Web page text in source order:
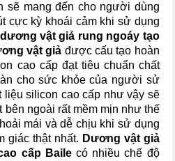
sẽ mang đến cho người dùng
cực kỳ khoái cảm khi sử dụng
dương vật giả rung ngoáy tạo
vật giả được cấu tạo hoàn
cao cấp đạt tiêu chuẩn chất
cho sức khỏe của người sử
liệu silicon cao cấp như vậy sẽ
bên ngoài rất mềm mịn như thế
mái và dễ chịu khi sử dụng
giác thật nhất. Dương vật giả
cấp Bailecó nhiều chế độ